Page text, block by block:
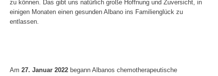
zu können. Das gibt uns natürlich große Hoffnung und Zuversicht, in
einigen Monaten einen gesunden Albano ins Familienglück zu
entlassen.
Am27. Januar 2022 begann Albanos chemotherapeutische